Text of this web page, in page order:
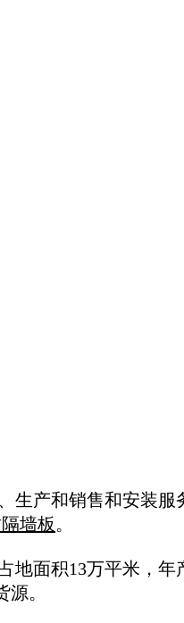
生产和销售和安装
墙板。
面积13万平米，年
。